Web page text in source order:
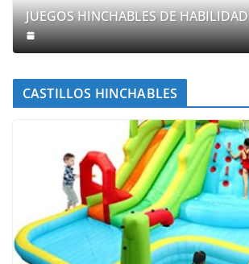
JUEGOS HINCHABLES DE HABILIDAD
CASTILLOS HINCHABLES